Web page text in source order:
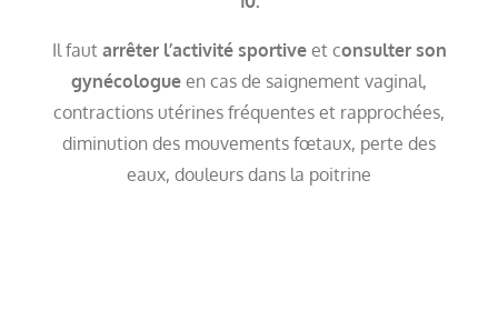
Il faut arrêter l’activité sportiveet consulter son
gynécologue en cas de saignement vaginal,
contractions utérines fréquentes et rapprochées,
diminution des mouvements fœtaux, perte des
eaux, douleurs dans la poitrine